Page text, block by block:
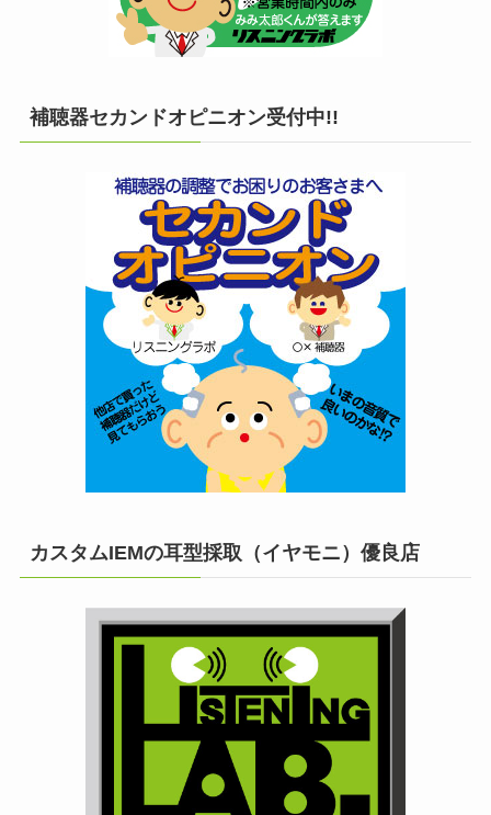
補聴器セカンドオピニオン受付中!!
カスタムIEMの耳型採取（イヤモニ）優良店